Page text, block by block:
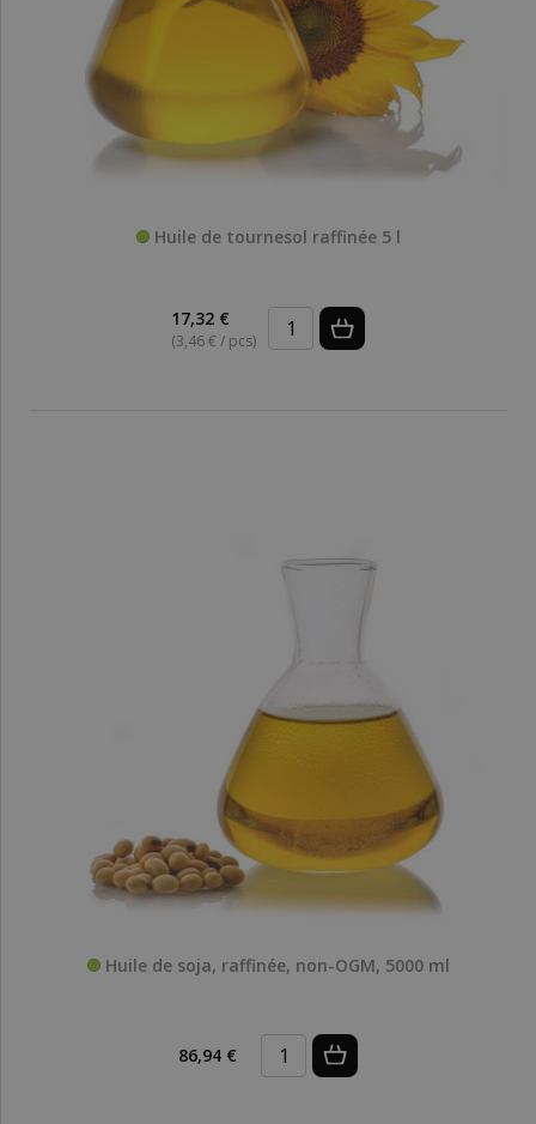
Huile de tournesol raffinée 5 l
17,32 €
(3,46 € / pcs)
Huile de soja, raffinée, non-OGM, 5000 ml
86,94 €